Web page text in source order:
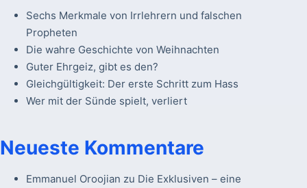
Sechs Merkmale von Irrlehrern und falschen
Propheten
Die wahre Geschichte von Weihnachten
Guter Ehrgeiz, gibt es den?
Gleichgültigkeit: Der erste Schritt zum Hass
Wer mit der Sünde spielt, verliert
Neueste Kommentare
Emmanuel Oroojian zu Die Exklusiven – eine